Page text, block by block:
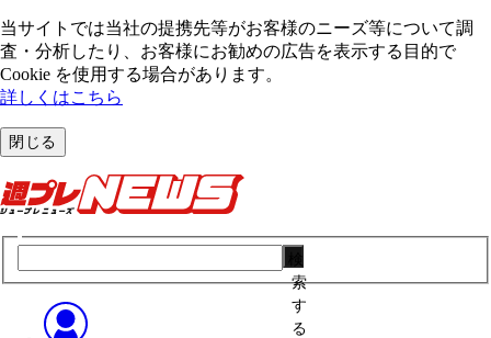
当サイトでは当社の提携先等がお客様のニーズ等について調
査・分析したり、お客様にお勧めの広告を表⽰する⽬的で
Cookie を使⽤する場合があります。
詳しくはこちら
閉じる
索
す
る